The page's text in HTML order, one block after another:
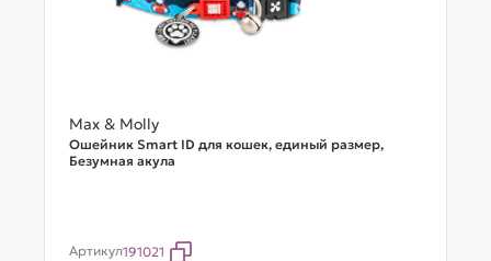
Max & Molly
Ошейник Smart ID для кошек, единый размер,
Безумная акула
Артикул191021